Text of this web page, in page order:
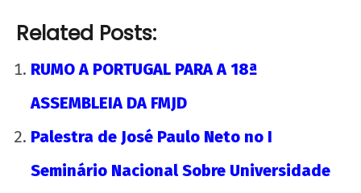
wp-
admin
Related Posts:
RUMO A PORTUGAL PARA A 18ª
ASSEMBLEIA DA FMJD
Palestra de José Paulo Neto no I
Seminário Nacional Sobre Universidade